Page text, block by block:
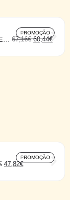
PROMOÇÃO
67,16€ 60,44€
PROMOÇÃO
47,82€